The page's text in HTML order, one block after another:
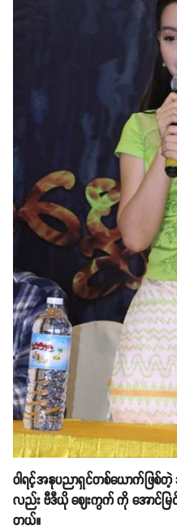
ဝါရင့်အနုပညာရှင်တစ်ယောက်ဖြ
လည်း ဗီဒီယို ဈေးကွက် ကို အောင်မြင်
တယ်။